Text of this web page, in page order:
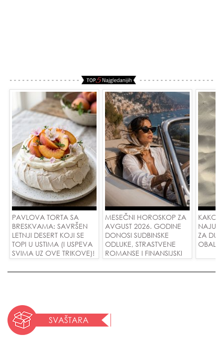
PAVLOVA TORTA SA
BRESKVAMA: SAVRŠEN
LETNJI DESERT KOJI SE
TOPI U USTIMA (I USPEVA
SVIMA UZ OVE TRIKOVE)!
MESEČNI HOROSKOP ZA
AVGUST 2026. GODINE
DONOSI SUDBINSKE
ODLUKE, STRASTVENE
ROMANSE I FINANSIJSKI
KAKO
ZA
SVAŠTARA